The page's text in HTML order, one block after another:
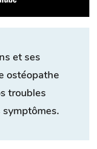
et ses
ostéopathe
troubles